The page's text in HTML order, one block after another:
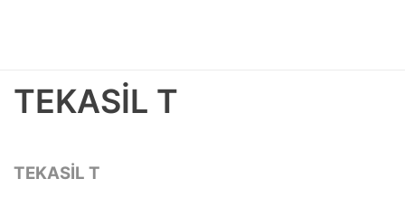
TEKASİL T
TEKASİL T